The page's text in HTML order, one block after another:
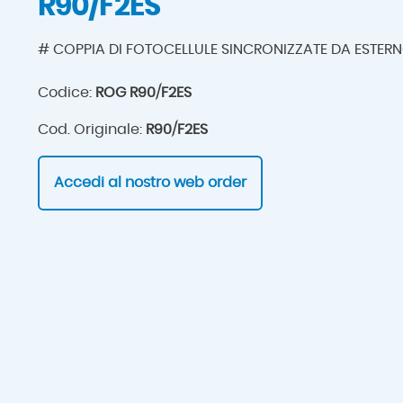
R90/F2ES
# COPPIA DI FOTOCELLULE SINCRONIZZATE DA
Codice: ROG R90/F2ES
Cod. Originale: R90/F2ES
Accedi al nostro web order